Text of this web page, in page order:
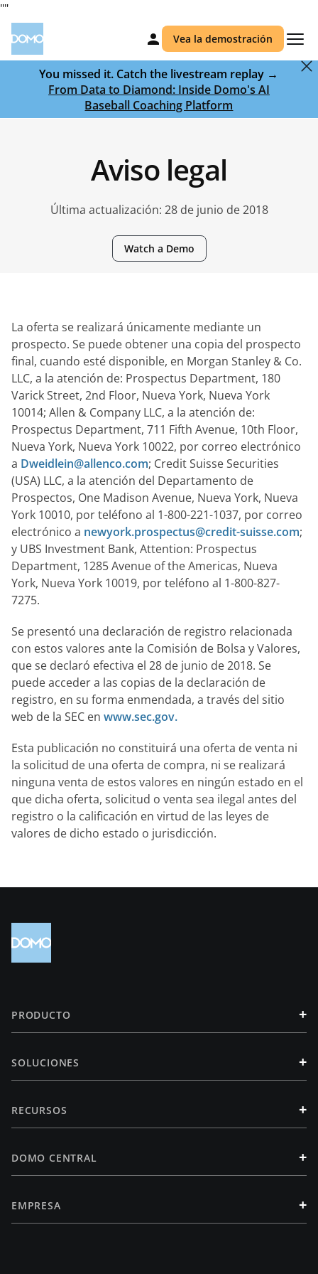
""
Vea la demostración
You missed it. Catch the livestream replay →
From Data to Diamond: Inside Domo's AI
Baseball Coaching Platform
Aviso legal
Última actualización: 28 de junio de 2018
Watch a Demo
La oferta se realizará únicamente mediante un
prospecto. Se puede obtener una copia del prospecto
final, cuando esté disponible, en Morgan Stanley & Co.
LLC, a la atención de: Prospectus Department, 180
Varick Street, 2nd Floor, Nueva York, Nueva York
10014; Allen & Company LLC, a la atención de:
Prospectus Department, 711 Fifth Avenue, 10th Floor,
Nueva York, Nueva York 10022, por correo electrónico
a Dweidlein@allenco.com; Credit Suisse Securities
(USA) LLC, a la atención del Departamento de
Prospectos, One Madison Avenue, Nueva York, Nueva
York 10010, por teléfono al 1-800-221-1037, por correo
electrónico a newyork.prospectus@credit-suisse.com;
y UBS Investment Bank, Attention: Prospectus
Department, 1285 Avenue of the Americas, Nueva
York, Nueva York 10019, por teléfono al 1-800-827-
7275.
Se presentó una declaración de registro relacionada
con estos valores ante la Comisión de Bolsa y Valores,
que se declaró efectiva el 28 de junio de 2018. Se
puede acceder a las copias de la declaración de
registro, en su forma enmendada, a través del sitio
web de la SEC en www.sec.gov.
Esta publicación no constituirá una oferta de venta ni
la solicitud de una oferta de compra, ni se realizará
ninguna venta de estos valores en ningún estado en el
que dicha oferta, solicitud o venta sea ilegal antes del
registro o la calificación en virtud de las leyes de
valores de dicho estado o jurisdicción.
PRODUCTO +
SOLUCIONES +
RECURSOS +
DOMO CENTRAL +
EMPRESA +